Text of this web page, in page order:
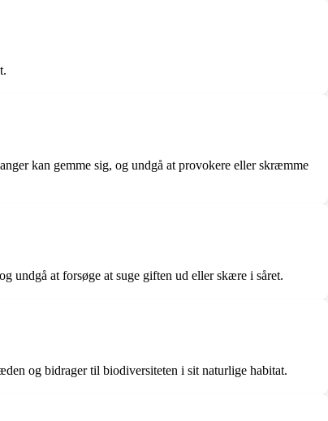
kan gemme sig, og undgå at provokere eller skræmme
undgå at forsøge at suge giften ud eller skære i såret.
og bidrager til biodiversiteten i sit naturlige habitat.